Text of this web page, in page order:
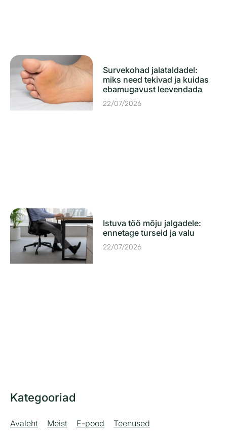
Survekohad jalataldadel:
miks need tekivad ja kuidas
ebamugavust leevendada
22/07/2026
Istuva töö mõju jalgadele:
ennetage turseid ja valu
22/07/2026
Kategooriad
Avaleht Meist E-pood
Teenused